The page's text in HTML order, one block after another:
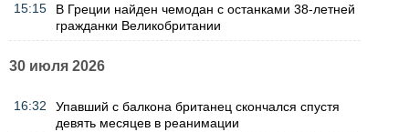
15:15
В Греции найден чемодан с останками 38-летней
гражданки Великобритании
30 июля 2026
16:32
Упавший с балкона британец скончался спустя
девять месяцев в реанимации